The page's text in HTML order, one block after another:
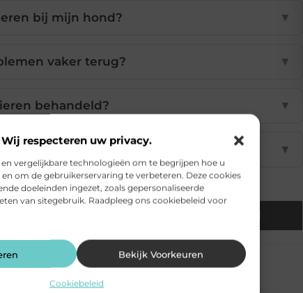
Wij respecteren uw privacy.
vergelijkbare technologieën om te begrijpen hoe u
om de gebruikerservaring te verbeteren. Deze cookies
doeleinden ingezet, zoals gepersonaliseerde
van sitegebruik. Raadpleeg ons cookiebeleid voor
Bekijk Voorkeuren
Cookiebeleid
bij mijn hond? ▼
vaker terug? ▼
behandeld? ▼
anaalklierklachten? ▼